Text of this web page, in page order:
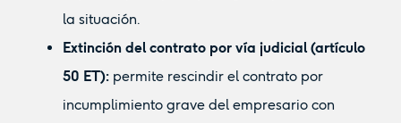
la situación.
Extinción del contrato por vía judicial (artículo
50 ET):permite rescindir el contrato por
incumplimiento grave del empresario con